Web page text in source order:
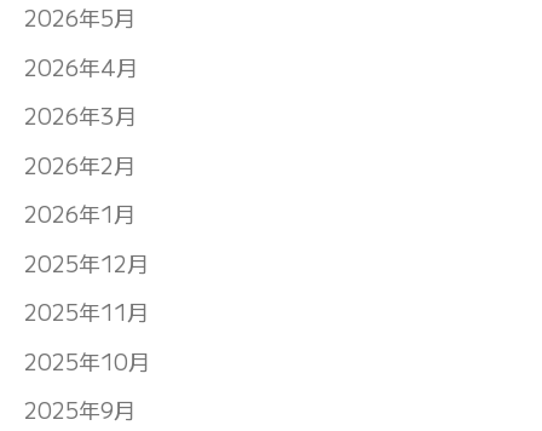
2026年5月
2026年4月
2026年3月
2026年2月
2026年1月
2025年12月
2025年11月
2025年10月
2025年9月